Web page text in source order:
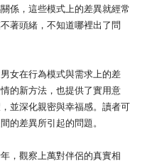
係，這些模式上的差異就經常
著頭緒，不知道哪裡出了問
在行為模式與需求上的差
的新方法，也提供了實用意
並深化親密與幸福感。讀者可
的差異所引起的問題。
觀察上萬對伴侶的真實相